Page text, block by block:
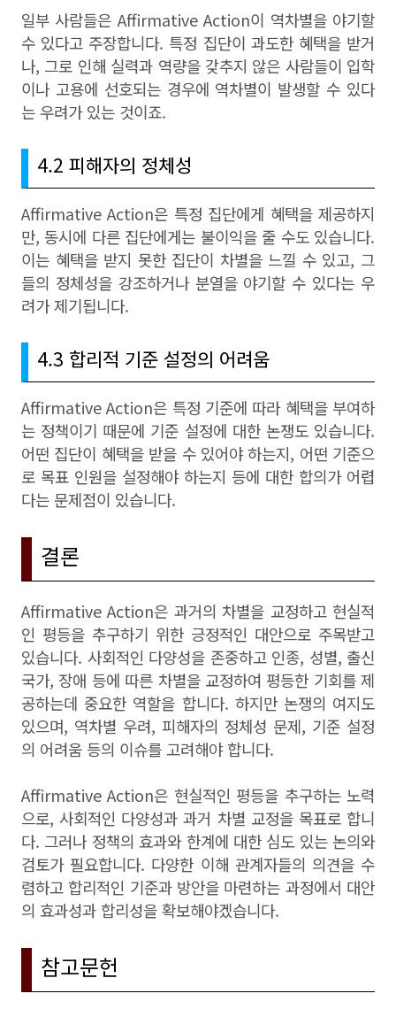
일부 사람들은 Affirmative Action이 역차별을 야기할
수 있다고 주장합니다. 특정 집단이 과도한 혜택을 받거
나, 그로 인해 실력과 역량을 갖추지 않은 사람들이 입학
이나 고용에 선호되는 경우에 역차별이 발생할 수 있다
는 우려가 있는 것이죠.
4.2 피해자의 정체성
Affirmative Action은 특정 집단에게 혜택을 제공하지
만, 동시에 다른 집단에게는 불이익을 줄 수도 있습니다.
이는 혜택을 받지 못한 집단이 차별을 느낄 수 있고, 그
들의 정체성을 강조하거나 분열을 야기할 수 있다는 우
려가 제기됩니다.
4.3 합리적 기준 설정의 어려움
Affirmative Action은 특정 기준에 따라 혜택을 부여하
는 정책이기 때문에 기준 설정에 대한 논쟁도 있습니다.
어떤 집단이 혜택을 받을 수 있어야 하는지, 어떤 기준으
로 목표 인원을 설정해야 하는지 등에 대한 합의가 어렵
다는 문제점이 있습니다.
결론
Affirmative Action은 과거의 차별을 교정하고 현실적
인 평등을 추구하기 위한 긍정적인 대안으로 주목받고
있습니다. 사회적인 다양성을 존중하고 인종, 성별, 출신
국가, 장애 등에 따른 차별을 교정하여 평등한 기회를 제
공하는데 중요한 역할을 합니다. 하지만 논쟁의 여지도
있으며, 역차별 우려, 피해자의 정체성 문제, 기준 설정
의 어려움 등의 이슈를 고려해야 합니다.
Affirmative Action은 현실적인 평등을 추구하는 노력
으로, 사회적인 다양성과 과거 차별 교정을 목표로 합니
다. 그러나 정책의 효과와 한계에 대한 심도 있는 논의와
검토가 필요합니다. 다양한 이해 관계자들의 의견을 수
렴하고 합리적인 기준과 방안을 마련하는 과정에서 대안
의 효과성과 합리성을 확보해야겠습니다.
참고문헌